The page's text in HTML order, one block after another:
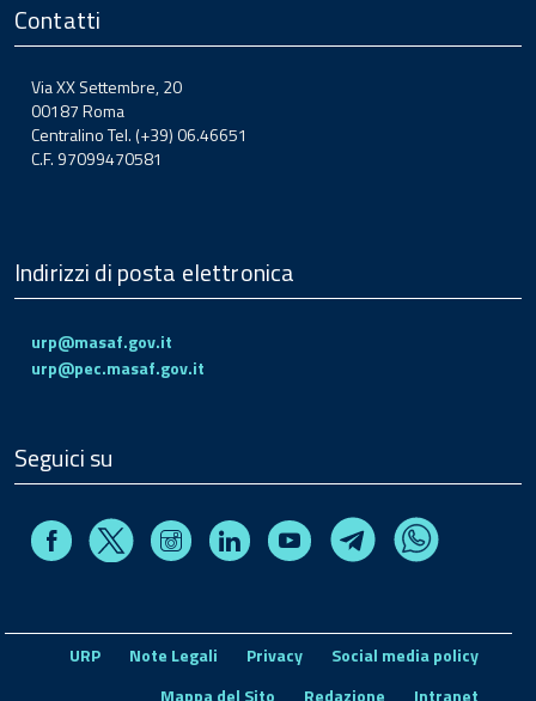
Contatti
Via XX Settembre, 20
00187 Roma
Centralino Tel. (+39) 06.46651
C.F. 97099470581
Indirizzi di posta elettronica
urp@masaf.gov.it
urp@pec.masaf.gov.it
Seguici su
FacebookX InstagramLinkedin Youtube TelegramWhatsapp
URP Note Legali Privacy
Social media policy
Mappa del Sito
Redazione Intranet